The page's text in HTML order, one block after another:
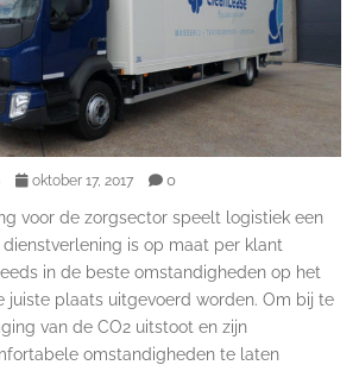
oktober 17, 2017 0
voor de zorgsector speelt logistiek een
is op maat per klant
in de beste omstandigheden op het
juiste plaats uitgevoerd worden. Om bij te
van de CO2 uitstoot en zijn
omstandigheden te laten